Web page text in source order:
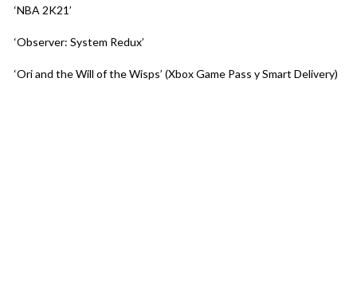
‘NBA 2K21’
‘Observer: System Redux’
‘Ori and the Will of the Wisps’ (Xbox Game Pass y Smart Delivery)